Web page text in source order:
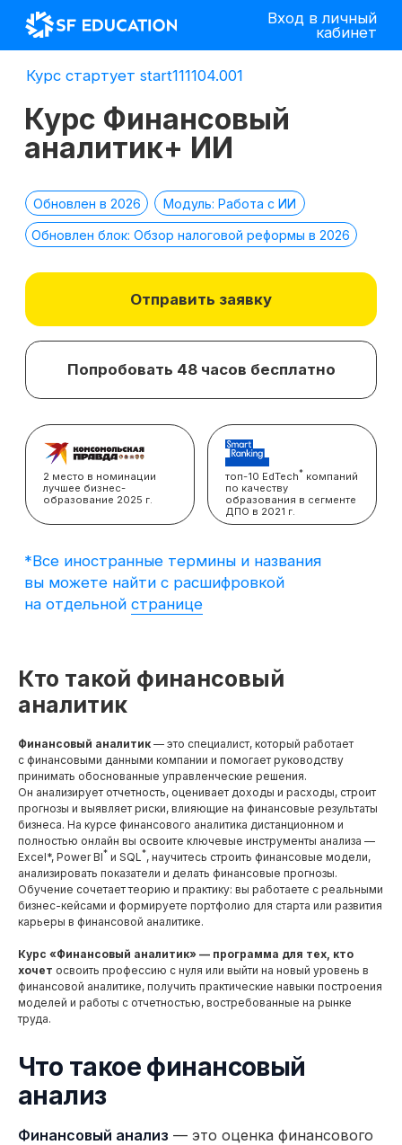
Вход в личный
кабинет
Обновлен в 2026 Модуль: Работа с ИИ
Курс Финансовый
аналитик+ ИИ
Отправить заявку
топ-10 EdTech компаний
ДПО в 2021 г.
2 место в номинации
лучшее бизнес-
*Все иностранные термины и названия
на отдельной
Курс стартует start111104.001
Кто такой финансовый
аналитик
Финансовый аналитик — это специалист, который работает
с финансовыми данными компании и помогает руководству
принимать обоснованные управленческие решения.
Он анализирует отчетность, оценивает доходы и расходы, строит
прогнозы и выявляет риски, влияющие на финансовые результаты
бизнеса. На курсе финансового аналитика дистанционном и
полностью онлайн вы освоите ключевые инструменты анализа —
Excel*, Power BI* и SQL*, научитесь строить финансовые модели,
анализировать показатели и делать финансовые прогнозы.
Обучение сочетает теорию и практику: вы работаете с реальными
бизнес-кейсами и формируете портфолио для старта или развития
карьеры в финансовой аналитике.
Курс «Финансовый аналитик» — программа для тех, кто
хочет освоить профессию с нуля или выйти на новый уровень в
финансовой аналитике, получить практические навыки построения
моделей и работы с отчетностью, востребованные на рынке
труда.
Что такое финансовый
анализ
Финансовый анализ — это оценка финансового